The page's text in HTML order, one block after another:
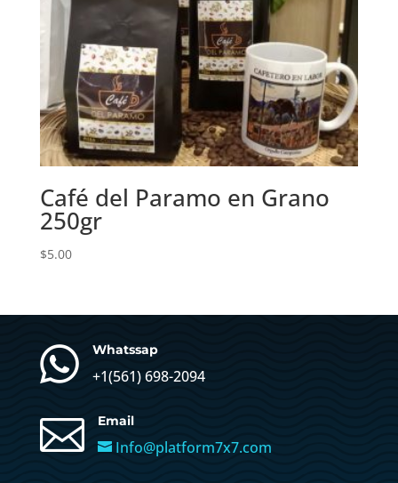
Café del Paramo en Grano
250gr
$5.00
 Whatssap
+1(561) 698-2094
 Email
Info@platform7x7.com